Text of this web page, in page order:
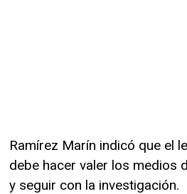
Ramírez Marín indicó que el
debe hacer valer los medios
y seguir con la investigación.